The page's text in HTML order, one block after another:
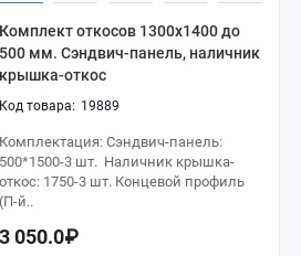
Комплект откосов 1300x1400 до
500 мм. Сэндвич-панель, наличник
крышка-откос
19889
Комплектация: Сэндвич-панель:
500*1500-3 шт. Наличник крышка-
откос: 1750-3 шт. Концевой профиль
(П-й..
3 050.0₽